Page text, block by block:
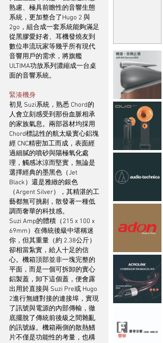
熟慮、極具前瞻性的音響生態
系統，更加整合了Hugo 2 與
2go，組合成一套系統能夠滿足
從黑膠愛好者、耳機發燒友到
數位串流玩家等幾乎所有現代
音響用戶的需求，將旗艦
ULTIMA功放系列濃縮成一台桌
面的音響系統。
緊湊機身
初見 Suzi系統，熟悉 Chord的
人會立刻感受到那份血脈相承
的家族氣息。兩部器材均採用
Chord標誌性的航太級實心鋁塊
經 CNC精密加工而成，表面經
過細膩的噴砂與陽極氧化處
理，觸感冰涼而堅實，無論是
選擇經典的墨黑色（Jet
Black）還是雅緻的銀色
（Argent Silver），其精湛的工
藝都無可挑剔，散發著一種低
調而奢華的科技感。
Suzi Amp的體積（215 x 100 x
69mm）在傳統後級中堪稱迷
你，但其重量（約 2.38公斤）
卻相當紮實，給人十足的信
心。機箱頂部並非一塊完整的
平面，而是一個可拆卸的實心
鋁製蓋，卸下這個蓋，便會露
出用於直接與 Suzi Pre或 Hugo
2進行無縫對接的連接埠，實現
了訊號與電源的內部傳輸，徹
底擺脫了傳統前後級之間雜亂
的訊號線。機箱兩側的散熱鰭
片不僅是功能性的考量，也構